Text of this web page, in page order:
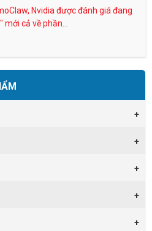
Nvidia được đánh giá đang
cả về phần...